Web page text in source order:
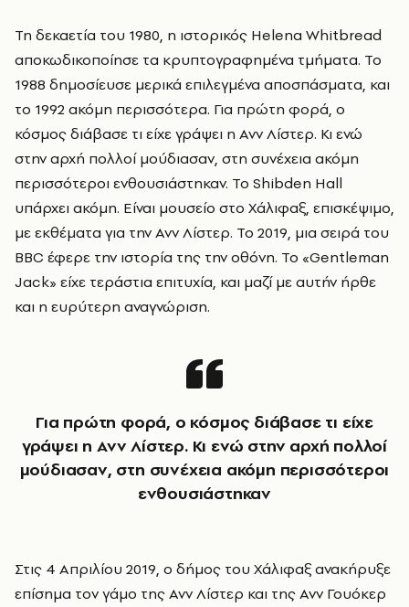
Τη δεκαετία του 1980, η ιστορικός Helena Whitbread
αποκωδικοποίησε τα κρυπτογραφημένα τμήματα. Το
1988 δημοσίευσε μερικά επιλεγμένα αποσπάσματα, και
το 1992 ακόμη περισσότερα. Για πρώτη φορά, ο
κόσμος διάβασε τι είχε γράψει η Ανν Λίστερ. Κι ενώ
στην αρχή πολλοί μούδιασαν, στη συνέχεια ακόμη
περισσότεροι ενθουσιάστηκαν. Το Shibden Hall
υπάρχει ακόμη. Είναι μουσείο στο Χάλιφαξ, επισκέψιμο,
με εκθέματα για την Ανν Λίστερ. Το 2019, μια σειρά του
BBC έφερε την ιστορία της την οθόνη. Το «Gentleman
Jack» είχε τεράστια επιτυχία, και μαζί με αυτήν ήρθε
και η ευρύτερη αναγνώριση.
Για πρώτη φορά, ο κόσμος διάβασε τι είχε
γράψει η Ανν Λίστερ. Κι ενώ στην αρχή πολλοί
μούδιασαν, στη συνέχεια ακόμη περισσότεροι
ενθουσιάστηκαν
Στις 4 Απριλίου 2019, ο δήμος του Χάλιφαξ ανακήρυξε
επίσημα τον γάμο της Ανν Λίστερ και της Ανν Γουόκερ